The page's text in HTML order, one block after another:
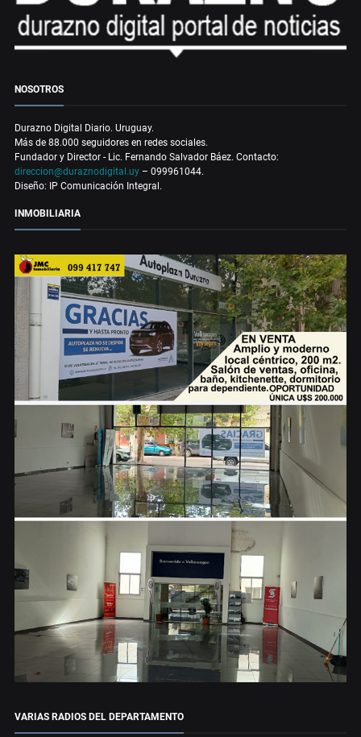
NOSOTROS
Durazno Digital Diario. Uruguay.
Más de 88.000 seguidores en redes sociales.
Fundador y Director - Lic. Fernando Salvador Báez. Contacto:
direccion@duraznodigital.uy – 099961044.
Diseño: IP Comunicación Integral.
INMOBILIARIA
VARIAS RADIOS DEL DEPARTAMENTO